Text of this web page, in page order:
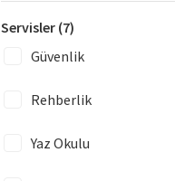
Servisler (7)
Güvenlik
Rehberlik
Yaz Okulu